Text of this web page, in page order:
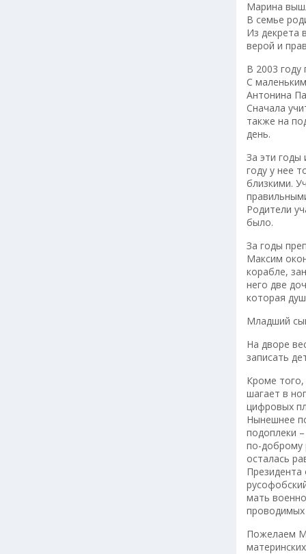
Марина
В семье
Из декрета
верой и
В 2003
С
Антонина
Сначала
также на
день.
За эти
году у нее
близкими.
Родители
было.
За годы
Максим
корабле,
него две
которая
Младший
На дворе
записать
Кроме того,
шагает в
цифровых
Нынешнее
подоплеки
по-доброму
осталась
мать
проводимых
Пожелаем